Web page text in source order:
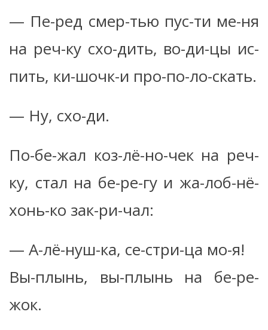
— Пе-ред смер-тью пус-ти ме-ня
на реч-ку схо-дить, во-ди-цы ис-
пить, ки-шочк-и про-по-ло-скать.
— Ну, схо-ди.
По-бе-жал коз-лё-но-чек на реч-
ку, стал на бе-ре-гу и жа-лоб-нё-
хонь-ко зак-ри-чал:
— А-лё-нуш-ка, се-стри-ца мо-я!
Вы-плынь, вы-плынь на бе-ре-
жок.